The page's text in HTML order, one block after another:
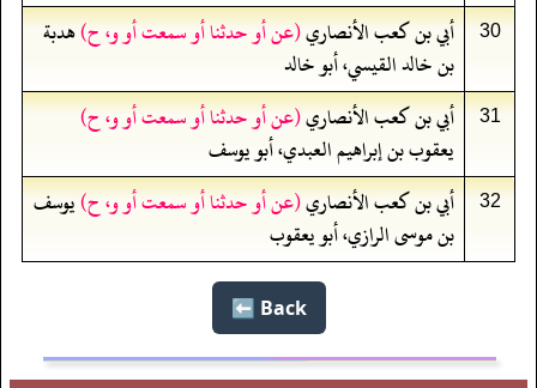
30 أبي بن كعب الأنصاري(عن أو حدثنا أو سمعت أو و، ح)هدبة
بن خالد القيسي، أبو خالد
31 أبي بن كعب الأنصاري(عن أو حدثنا أو سمعت أو و، ح)
يعقوب بن إبراهيم العبدي، أبو يوسف
32 أبي بن كعب الأنصاري(عن أو حدثنا أو سمعت أو و، ح)يوسف
بن موسى الرازي، أبو يعقوب
Back ⬅️